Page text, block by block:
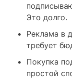
Это долго.
Реклама в
требует
Покупка
простой